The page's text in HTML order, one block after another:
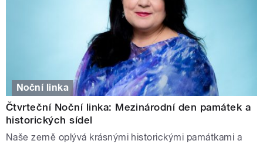
Noční linka
Čtvrteční Noční linka: Mezinárodní den památek a
historických sídel
Naše země oplývá krásnými historickými památkami a